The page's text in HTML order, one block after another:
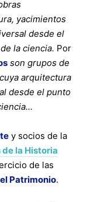
yacimientos
desde el
la ciencia. Por
son grupos de
arquitectura
desde el punto
y socios de la
la Historia
de las
Patrimonio.